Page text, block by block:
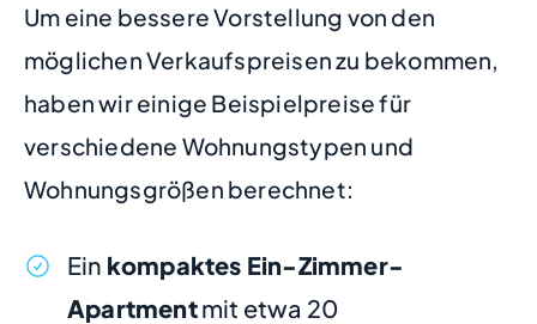
Um eine bessere Vorstellung von den
möglichen Verkaufspreisen zu bekommen,
haben wir einige Beispielpreise für
verschiedene Wohnungstypen und
Wohnungsgrößen berechnet:
Ein kompaktes Ein-Zimmer-
Apartmentmit etwa 20